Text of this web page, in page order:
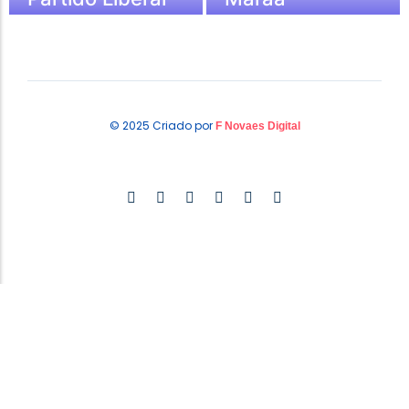
© 2025 Criado por F Novaes Digital